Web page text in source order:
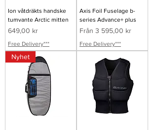
Ion våtdräkts handske
tumvante Arctic mitten
Pris
649,00 kr
Free Delivery***
Axis Foil Fuselage b-
series Advance+ plus
Från 3 595,00 kr
Reapris
Free Delivery***
Nyhet